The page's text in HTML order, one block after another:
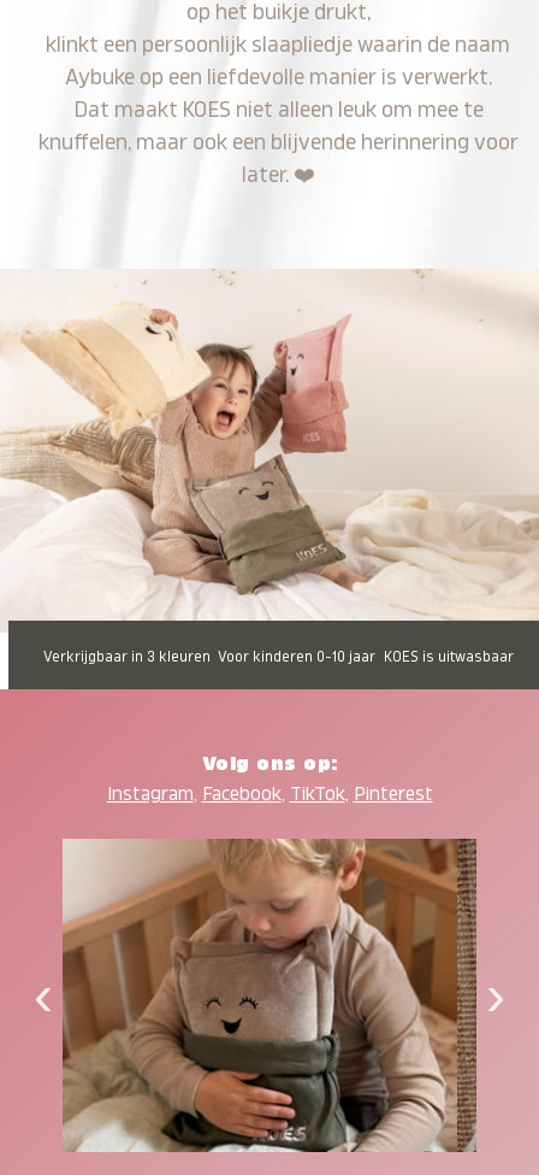
op het buikje drukt,
klinkt een persoonlijk slaapliedje waarin de naam
Aybuke op een liefdevolle manier is verwerkt.
Dat maakt KOES niet alleen leuk om mee te
knuffelen, maar ook een blijvende herinnering voor
later. ❤️
Verkrijgbaar in 3 kleuren Voor kinderen 0-10 jaar KOES is uitwasbaar
Volg ons op:
Instagram, Facebook, TikTok, Pinterest
‹ ›